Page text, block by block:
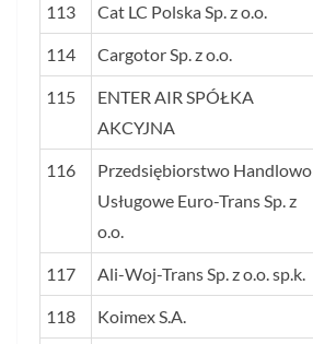
113 Cat LC Polska Sp. z o.o.
114 Cargotor Sp. z o.o.
115
ENTER AIR SPÓŁKA
AKCYJNA
116
Przedsiębiorstwo Handlowo
Usługowe Euro-Trans Sp. z
o.o.
117 Ali-Woj-Trans Sp. z o.o. sp.k.
118 Koimex S.A.